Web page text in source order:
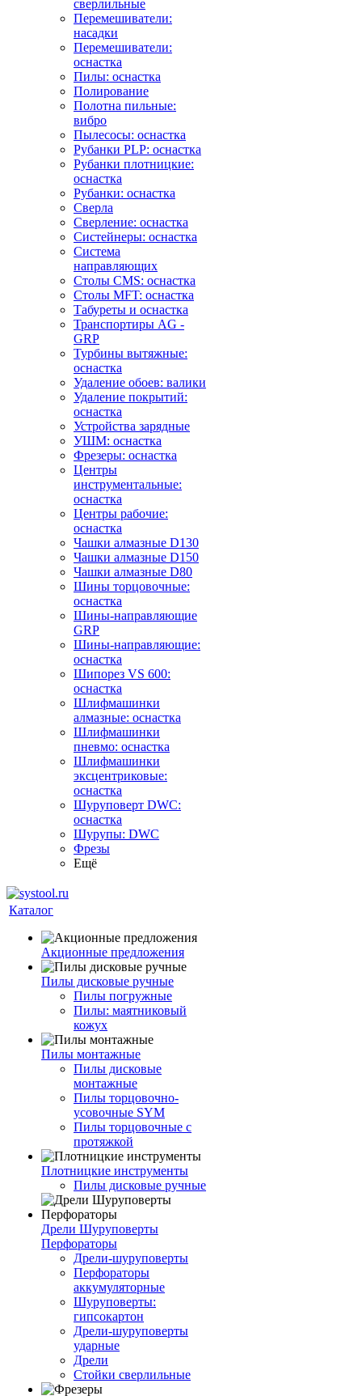
сверлильные
Перемешиватели:
насадки
Перемешиватели:
оснастка
Пилы: оснастка
Полирование
Полотна пильные:
вибро
Пылесосы: оснастка
Рубанки PLP: оснастка
Рубанки плотницкие:
оснастка
Рубанки: оснастка
Сверла
Сверление: оснастка
Систейнеры: оснастка
Система
направляющих
Столы CMS: оснастка
Столы MFT: оснастка
Табуреты и оснастка
Транспортиры AG -
GRP
Турбины вытяжные:
оснастка
Удаление обоев: валики
Удаление покрытий:
оснастка
Устройства зарядные
УШМ: оснастка
Фрезеры: оснастка
Центры
инструментальные:
оснастка
Центры рабочие:
оснастка
Чашки алмазные D130
Чашки алмазные D150
Чашки алмазные D80
Шины торцовочные:
оснастка
Шины-направляющие
GRP
Шины-направляющие:
оснастка
Шипорез VS 600:
оснастка
Шлифмашинки
алмазные: оснастка
Шлифмашинки
пневмо: оснастка
Шлифмашинки
эксцентриковые:
оснастка
Шуруповерт DWC:
оснастка
Шурупы: DWC
Фрезы
Ещё
Каталог
Акционные предложения
Пилы дисковые ручные
Пилы погружные
Пилы: маятниковый
кожух
Пилы монтажные
Пилы дисковые
монтажные
Пилы торцовочно-
усовочные SYM
Пилы торцовочные с
протяжкой
Плотницкие инструменты
Пилы дисковые ручные
Дрели Шуруповерты
Перфораторы
Дрели-шуруповерты
Перфораторы
аккумуляторные
Шуруповерты:
гипсокартон
Дрели-шуруповерты
ударные
Дрели
Стойки сверлильные